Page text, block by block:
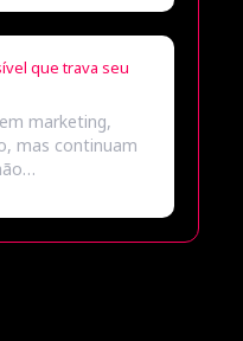
que trava seu
marketing,
mas continuam